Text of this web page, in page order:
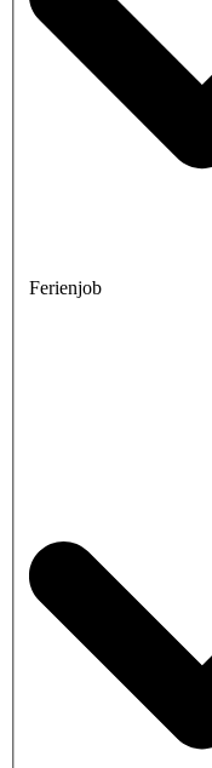
Ferienjob